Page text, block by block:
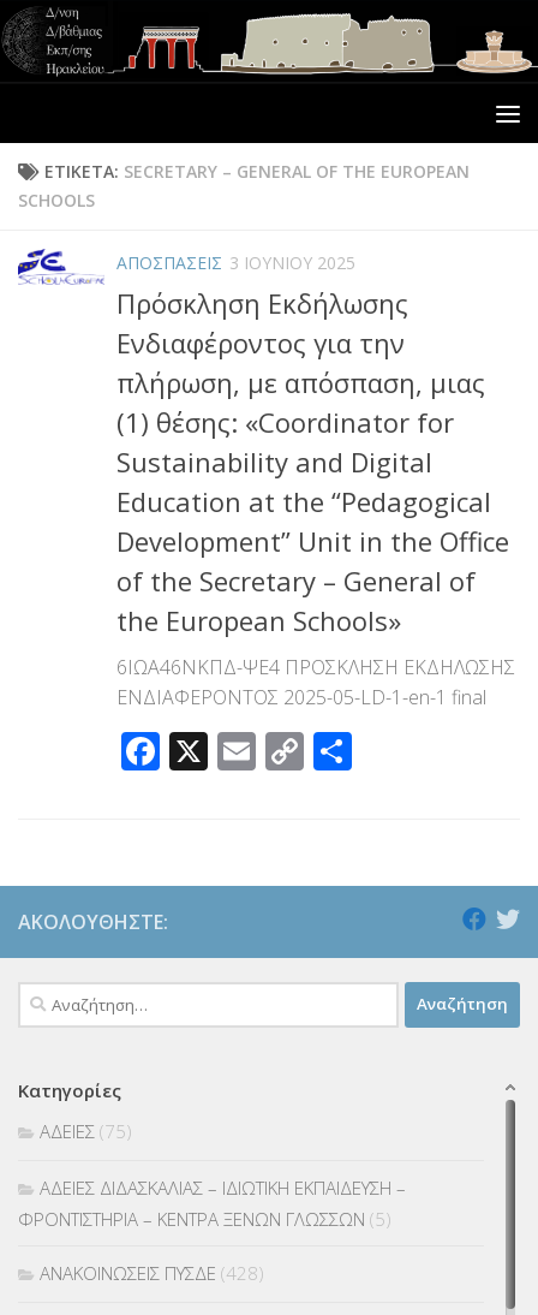
ΕΤΙΚΈΤΑ: SECRETARY – GENERAL OF THE EUROPEAN
SCHOOLS
ΑΠΟΣΠΑΣΕΙΣ 3 ΙΟΥΝΊΟΥ 2025
Πρόσκληση Εκδήλωσης
Ενδιαφέροντος για την
πλήρωση, με απόσπαση, μιας
(1) θέσης: «Coordinator for
Sustainability and Digital
Education at the “Pedagogical
Development” Unit in the Office
of the Secretary – General of
the European Schools»
6ΙΩΑ46ΝΚΠΔ-ΨΕ4 ΠΡΟΣΚΛΗΣΗ ΕΚΔΗΛΩΣΗΣ
ΕΝΔΙΑΦΕΡΟΝΤΟΣ 2025-05-LD-1-en-1 final
Facebook
X Email
Copy
ΑΚΟΛΟΥΘΉΣΤΕ:
Αναζήτηση
για:
Κατηγορίες
ΑΔΕΙΕΣ (75)
ΑΔΕΙΕΣ ΔΙΔΑΣΚΑΛΙΑΣ – ΙΔΙΩΤΙΚΗ ΕΚΠΑΙΔΕΥΣΗ –
ΦΡΟΝΤΙΣΤΗΡΙΑ – ΚΕΝΤΡΑ ΞΕΝΩΝ ΓΛΩΣΣΩΝ (5)
ΑΝΑΚΟΙΝΩΣΕΙΣ ΠΥΣΔΕ (428)